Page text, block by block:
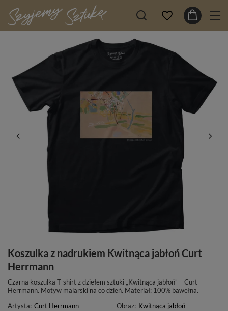
Koszulka z nadrukiem Kwitnąca jabłoń Curt
Herrmann
Czarna koszulka T-shirt z dziełem sztuki „Kwitnąca jabłoń” – Curt
Herrmann. Motyw malarski na co dzień. Materiał: 100% bawełna.
Artysta: Curt Herrmann Obraz: Kwitnąca jabłoń